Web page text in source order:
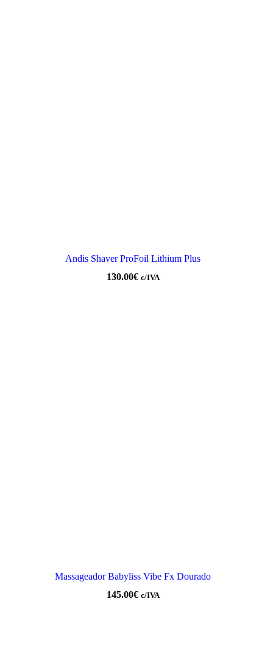
Andis Shaver ProFoil Lithium Plus
130.00€ c/IVA
Massageador Babyliss Vibe Fx Dourado
145.00€ c/IVA